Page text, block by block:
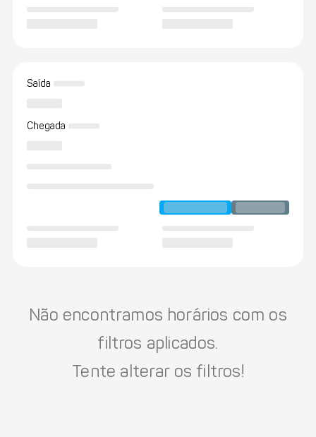
Saída
Chegada
Não encontramos horários com os
filtros aplicados.
Tente alterar os filtros!